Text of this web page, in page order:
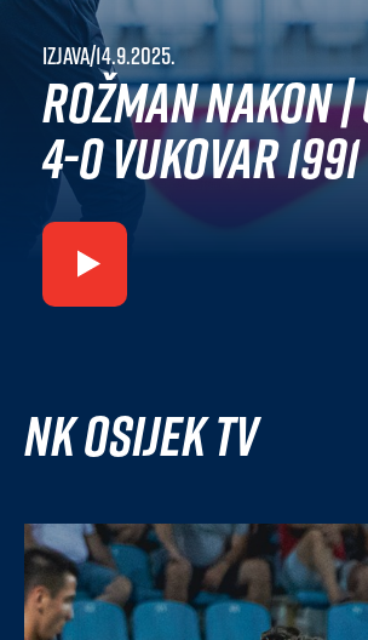
Izjava|14.9.2025.
Rožman nakon
4-0 Vukovar 1991
NK Osijek TV